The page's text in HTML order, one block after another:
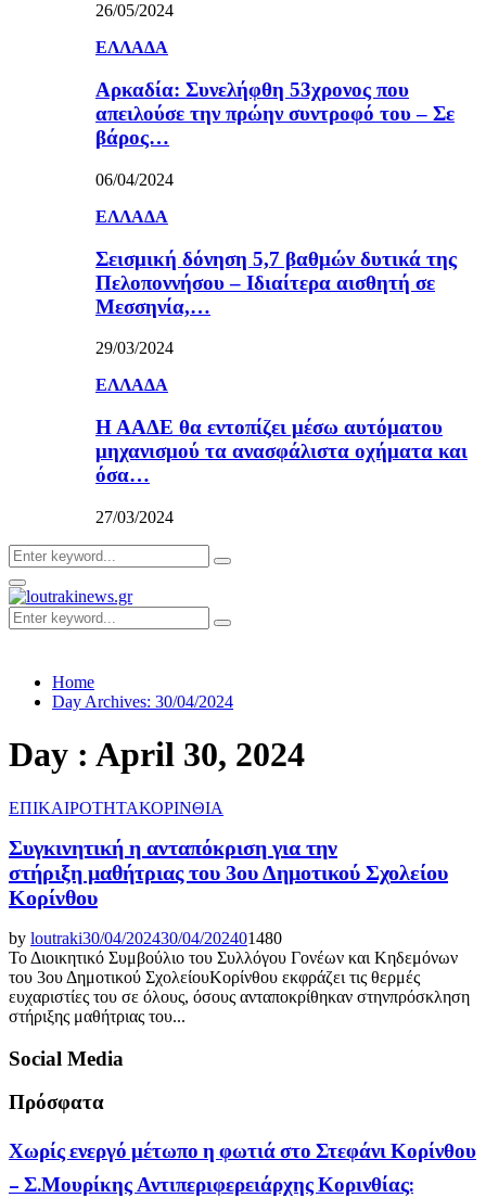
26/05/2024
ΕΛΛΑΔΑ
Αρκαδία: Συνελήφθη 53χρονος που
απειλούσε την πρώην συντροφό του – Σε
βάρος…
06/04/2024
ΕΛΛΑΔΑ
Σεισμική δόνηση 5,7 βαθμών δυτικά της
Πελοποννήσου – Ιδιαίτερα αισθητή σε
Μεσσηνία,…
29/03/2024
ΕΛΛΑΔΑ
Η ΑΑΔΕ θα εντοπίζει μέσω αυτόματου
μηχανισμού τα ανασφάλιστα οχήματα και
όσα…
27/03/2024
Search
for:
Search
Primary
Menu
Search
for:
Search
Home
Day Archives: 30/04/2024
Day : April 30, 2024
ΕΠΙΚΑΙΡΟΤΗΤΑΚΟΡΙΝΘΙΑ
Συγκινητική η ανταπόκριση για την
στήριξη μαθήτριας του 3ου Δημοτικού Σχολείου
Κορίνθου
by loutraki30/04/202430/04/202401480
Το Διοικητικό Συμβούλιο του Συλλόγου Γονέων και Κηδεμόνων
του 3ου Δημοτικού ΣχολείουΚορίνθου εκφράζει τις θερμές
ευχαριστίες του σε όλους, όσους ανταποκρίθηκαν στηνπρόσκληση
στήριξης μαθήτριας του...
Social Media
Πρόσφατα
Χωρίς ενεργό μέτωπο η φωτιά στο Στεφάνι Κορίνθου
– Σ.Μουρίκης Αντιπεριφερειάρχης Κορινθίας: